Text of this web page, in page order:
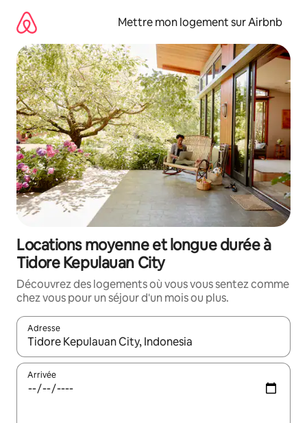
directement
contenu
Mettre mon logement sur Airbnb
Locations moyenne et longue durée à
Tidore Kepulauan City
Découvrez des logements où vous vous sentez comme
chez vous pour un séjour d'un mois ou plus.
Adresse
Lorsque les résultats s'affichent, utilisez les flèches vers le
Arrivée